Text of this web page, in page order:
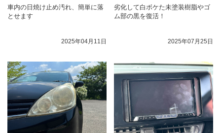
車内の日焼け止め汚れ、簡単に落
とせます
2025年04月11日
劣化して白ボケた未塗装樹脂やゴ
ム部の黒を復活！
2025年07月25日